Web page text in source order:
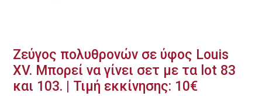
Ζεύγος πολυθρονών σε ύφος Louis
XV. Μπορεί να γίνει σετ με τα lot 83
και 103. | Τιμή εκκίνησης: 10€